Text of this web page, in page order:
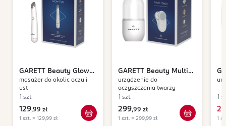
GARETT
Beauty Glow
Eye
masażer do okolic oczu i
ust
1 szt.
129,99 zł
1 szt. = 129,99 zł
GARETT
Beauty Multi
Clean
urządzenie do
oczyszczania twarzy
1 szt.
299,99 zł
1 szt. = 299,99 zł
1
1